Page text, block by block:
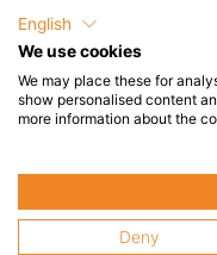
Popup
Tähän tulee
linkkejäyms.
English
We use cookies
We may place these for
show personalised content
more information about the
Deny